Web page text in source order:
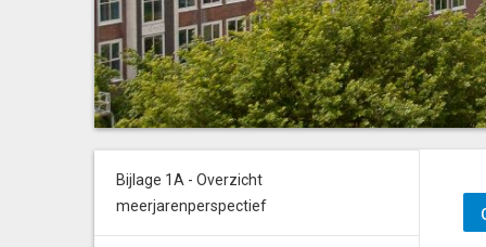
Bijlage 1A - Overzicht
meerjarenperspectief